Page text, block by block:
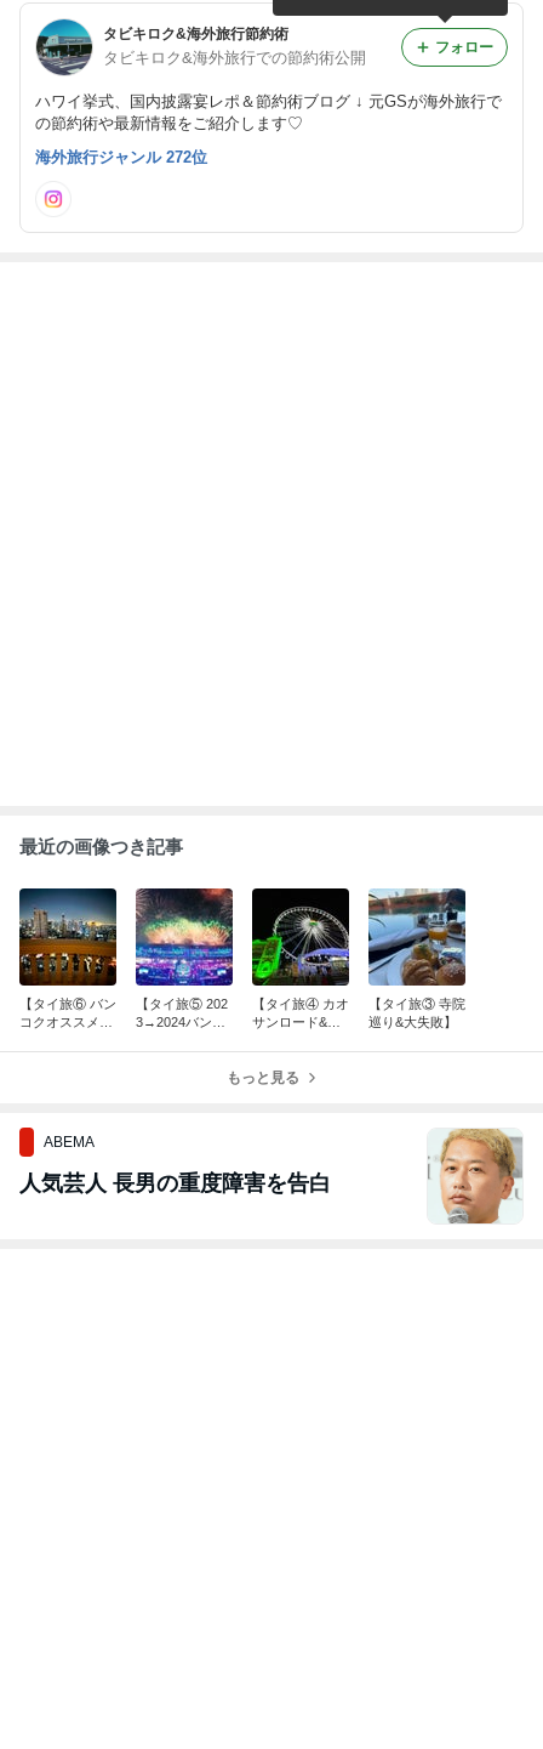
タビキロク&海外旅行節約術
タビキロク&海外旅行での節約術公開
ハワイ挙式、国内披露宴レポ＆節約術ブログ ↓ 元GSが海外旅行で
の節約術や最新情報をご紹介します♡
フォロー
海外旅行ジャンル 272位